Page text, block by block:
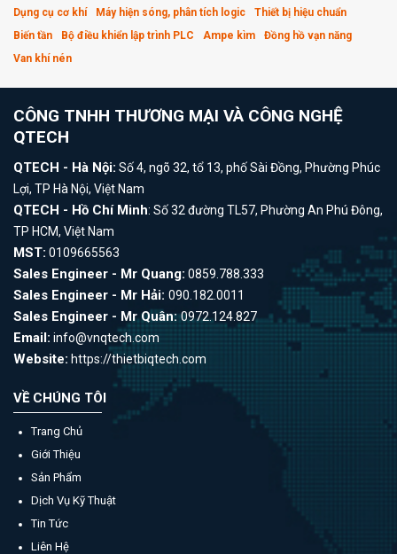
Dụng cụ cơ khí
Máy hiện sóng, phân tích logic
Thiết bị hiệu chuẩn
Biến tần
Bộ điều khiển lập trình PLC Ampe kìm
Đồng hồ vạn năng
Van khí nén
CÔNG TNHH THƯƠNG MẠI VÀ CÔNG NGHỆ
QTECH
QTECH - Hà Nội: Số 4, ngõ 32, tổ 13, phố Sài Đồng, Phường Phúc
Lợi, TP Hà Nội, Việt Nam
QTECH - Hồ Chí Minh: Số 32 đường TL57, Phường An Phú Đông,
TP HCM, Việt Nam
MST: 0109665563
Sales Engineer - Mr Quang: 0859.788.333
Sales Engineer - Mr Hải: 090.182.0011
Sales Engineer - Mr Quân:0972.124.827
Email: info@vnqtech.com
Website: https://thietbiqtech.com
VỀ CHÚNG TÔI
Trang Chủ
Giới Thiệu
Sản Phẩm
Dịch Vụ Kỹ Thuật
Tin Tức
Liên Hệ